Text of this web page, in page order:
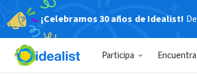
¡Celebramos 30 años de Idealist!
Participa